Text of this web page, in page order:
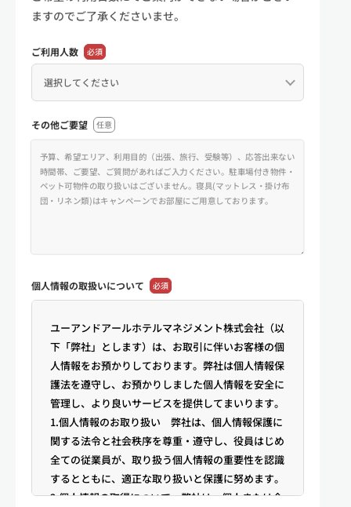
ますのでご了承くださいませ。
ご利用人数 必須
その他ご要望 任意
個人情報の取扱いについて 必須
ユーアンドアールホテルマネジメント株式会社（以
下「弊社」とします）は、お取引に伴いお客様の個
人情報をお預かりしております。弊社は個人情報保
護法を遵守し、お預かりしました個人情報を安全に
管理し、より良いサービスを提供してまいります。
1.個人情報のお取り扱い 弊社は、個人情報保護に
関する法令と社会秩序を尊重・遵守し、役員はじめ
全ての従業員が、取り扱う個人情報の重要性を認識
するとともに、適正な取り扱いと保護に努めます。
2.個人情報の取得について 弊社は、個人または企